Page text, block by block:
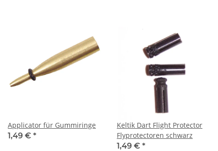
Applicator für Gummiringe
1,49 € *
Keltik Dart Flight Protector
Flyprotectoren schwarz
1,49 € *